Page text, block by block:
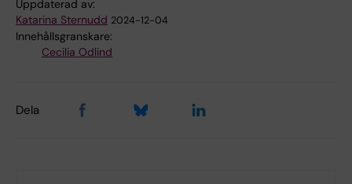
Uppdaterad av:
Katarina Sternudd 2024-12-04
Innehållsgranskare:
Cecilia Odlind
Dela